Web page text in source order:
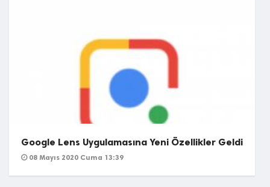
Google Lens Uygulamasına Yeni Özellikler Geldi
08 Mayıs 2020 Cuma 13:39